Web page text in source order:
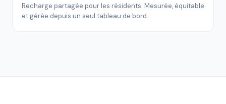
Recharge partagée pour les résidents. Mesurée, équitable
et gérée depuis un seul tableau de bord.